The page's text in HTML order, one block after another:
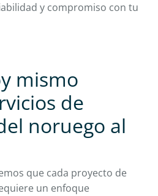
y compromiso con tu
mismo
de
noruego al
que cada proyecto de
un enfoque